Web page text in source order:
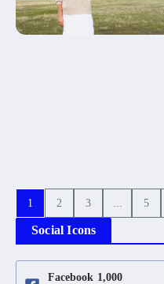
1 2 3 ... 5
Social Icons
Facebook 1,000